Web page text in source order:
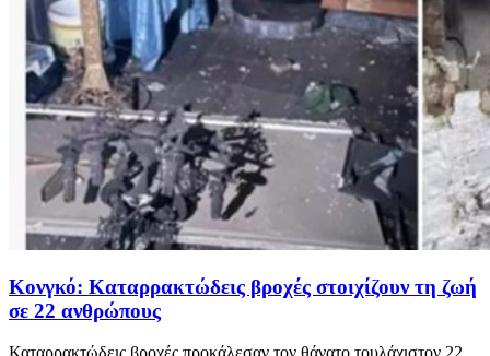
Κονγκό: Καταρρακτώδεις βροχές στοιχίζουν τη ζωή
σε 22 ανθρώπους